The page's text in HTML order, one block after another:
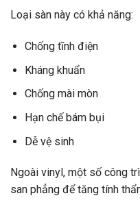
Loại sàn này có khả năng:
Chống tĩnh điện
Kháng khuẩn
Chống mài mòn
Hạn chế bám bụi
Dễ vệ sinh
Ngoài vinyl, một số công
san phẳng để tăng tính